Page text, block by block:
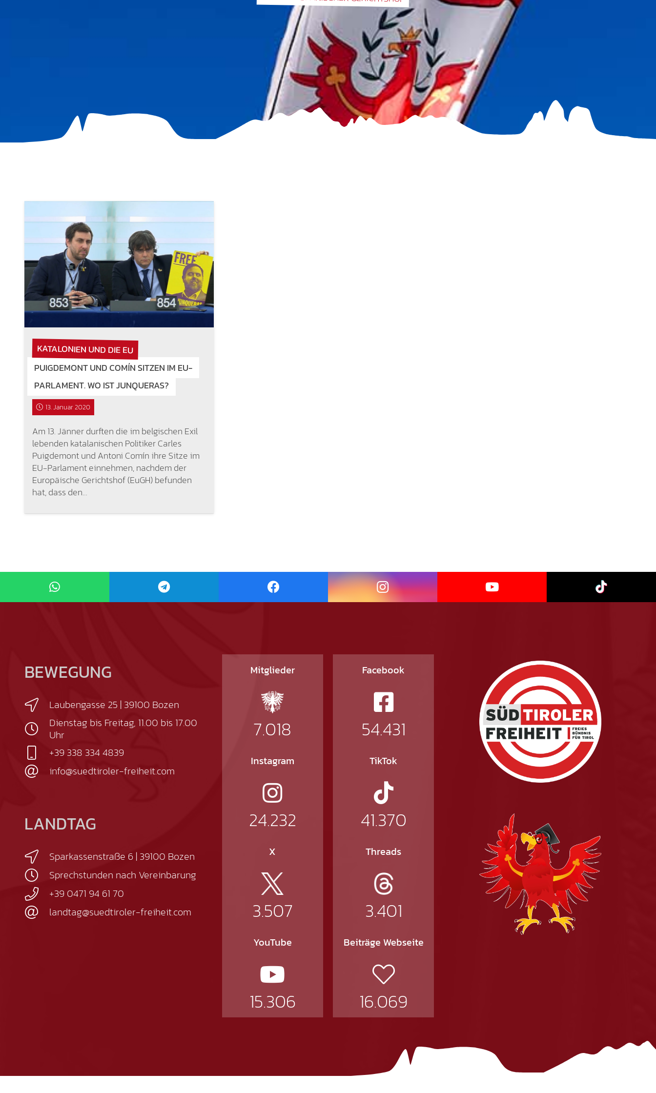
KATALONIEN UND DIE EU
PUIGDEMONT UND COMÍN SITZEN IM EU-
PARLAMENT. WO IST JUNQUERAS?
13. Januar 2020
Am 13. Jänner durften die im belgischen Exil
lebenden katalanischen Politiker Carles
Puigdemont und Antoni Comín ihre Sitze im
EU-Parlament einnehmen, nachdem der
Europäische Gerichtshof (EuGH) befunden
hat, dass den…
BEWEGUNG
Laubengasse 25 | 39100 Bozen
Dienstag bis Freitag, 11.00 bis 17.00
Uhr
+39 338 334 4839
info@suedtiroler-freiheit.com
LANDTAG
Sparkassenstraße 6 | 39100 Bozen
Sprechstunden nach Vereinbarung
+39 0471 94 61 70
landtag@suedtiroler-freiheit.com
Mitglieder
7.018
Facebook
54.431
Instagram
24.232
TikTok
41.370
X
3.507
Threads
3.401
YouTube
15.306
Beiträge Webseite
16.069